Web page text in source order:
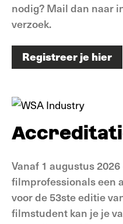
nodig? Mail dan naar
verzoek.
Registreer je hier
Vanaf 1 augustus
filmprofessionals een
voor de 53ste editie
filmstudent kan je je